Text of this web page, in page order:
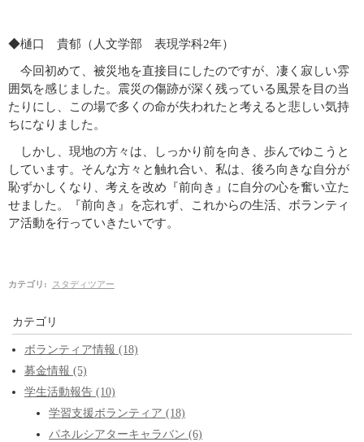
◆樋口 貴郁（人文学部 表現学科2年）
今回初めて、被災地を直接目にしたのですが、凄く寂しい雰
囲気を感じました。震災の傷跡が深く残っている風景を目の当
たりにし、この場で多くの命が失われたと考えると悲しい気持
ちになりました。
しかし、現地の方々は、しっかり前を向き、歩んでゆこうと
しています。そんな方々と触れ合い、私は、後ろ向きな自分が
恥ずかしくなり、考えを改め『前向き』に自分の心を奮い立た
せました。『前向き』を忘れず、これからの生活、ボランティ
ア活動を行っていきたいです。
カテゴリ : スタディツアー
カテゴリ
ボランティア情報 (18)
募金情報 (5)
学生活動報告 (10)
学習支援ボランティア (18)
パネルシアターキャラバン (6)